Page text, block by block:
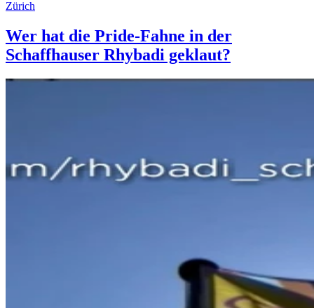
Zürich
Wer hat die Pride-Fahne in der
Schaffhauser Rhybadi geklaut?